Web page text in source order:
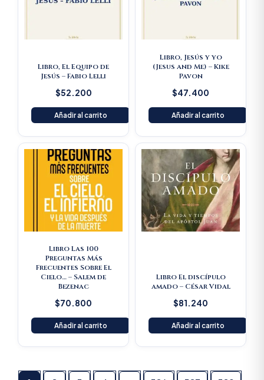
Libro, El Equipo de
Jesús – Fabio Lelli
$52.200
Añadir al carrito
Libro, Jesús y yo
(Jesus and Me) – Kike
Pavon
$47.400
Añadir al carrito
Libro Las 100
Preguntas Más
Frecuentes Sobre El
Cielo… – Salem de
Bezenac
$70.800
Añadir al carrito
Libro El discípulo
amado – César Vidal
$81.240
Añadir al carrito